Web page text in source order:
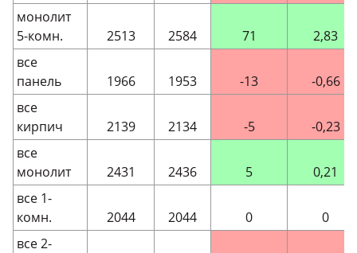
монолит
5-комн.
2513 2584 71
2,83
все
панель
1966 1953 -13
-0,66
все
кирпич
2139 2134 -5
-0,23
все
монолит
2431 2436 5
0,21
все 1-
комн.
2044 2044 0
0
все 2-